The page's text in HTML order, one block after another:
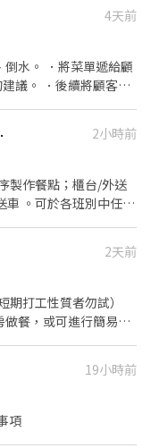
4天前
水。 ．將菜單遞給顧
議。 ．後續將顧客點
廚師的助手，處理烹飪
．負責洗、剝、削、
具。 ．準備不同餐點
。 ．負責擺盤、打包
週排班
2小時前
選
2天前
打工性質者勿試）
餐，或可進行簡易餐
、切各種食材。 ．負
需要的食材。 ．協助
帶服務。
19小時前
項